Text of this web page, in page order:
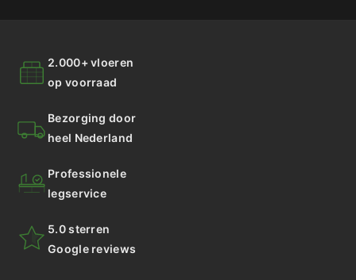
2.000+ vloeren
op voorraad
Bezorging door
heel Nederland
Professionele
legservice
5.0 sterren
Google reviews